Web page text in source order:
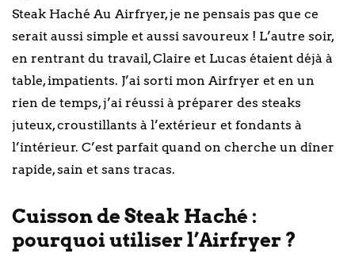
Steak Haché Au Airfryer, je ne pensais pas que ce
serait aussi simple et aussi savoureux ! L’autre soir,
en rentrant du travail, Claire et Lucas étaient déjà à
table, impatients. J’ai sorti mon Airfryer et en un
rien de temps, j’ai réussi à préparer des steaks
juteux, croustillants à l’extérieur et fondants à
l’intérieur. C’est parfait quand on cherche un dîner
rapide, sain et sans tracas.
Cuisson de Steak Haché :
pourquoi utiliser l’Airfryer ?